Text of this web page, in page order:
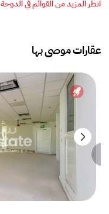
انظر المزيد من القوائم في الدوحة
عقارات موصى بها